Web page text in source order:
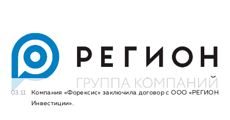
03.11
Компания «Форексис» заключила договор с ООО «РЕГИОН
Инвестиции».